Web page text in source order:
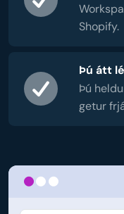
Shopify.
Þú átt
Þú
getur